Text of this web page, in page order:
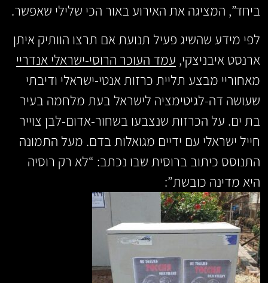
ביחד”, המציגה את האירוע באור הכי שלילי שאפשר.
לפי מידע שהשיג פעיל תנועת אם תרצו הוותיק איתן
ארנסט איבניצקי, עמד העוכר הרוסי-ישראלי אנדריי
מאחוריי מבצע תליית כרזות אנטי-ישראלי ודיבתי
שעושה דה-לגיטימציה לישראל בעת מלחמה בעיר
בת ים. על הכרזות שנצבעו בשחור-אדום-לבן צוייר
חייל ישראלי עם ידיים מגואלות בדם. מעל התמונה
התנוסס כיתוב ברוסית שבו נכתב: “לא רק רוסיה
היא מדינה כובשת”: